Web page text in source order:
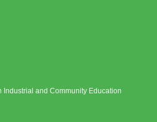
and Community Education